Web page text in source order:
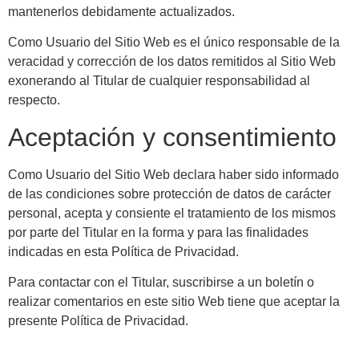
mantenerlos debidamente actualizados.
Como Usuario del Sitio Web es el único responsable de la
veracidad y corrección de los datos remitidos al Sitio Web
exonerando al Titular de cualquier responsabilidad al
respecto.
Aceptación y consentimiento
Como Usuario del Sitio Web declara haber sido informado
de las condiciones sobre protección de datos de carácter
personal, acepta y consiente el tratamiento de los mismos
por parte del Titular en la forma y para las finalidades
indicadas en esta Política de Privacidad.
Para contactar con el Titular, suscribirse a un boletín o
realizar comentarios en este sitio Web tiene que aceptar la
presente Política de Privacidad.